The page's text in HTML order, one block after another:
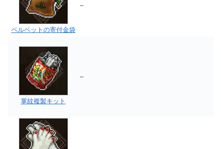
ベルベットの寄付金袋
–
掌紋複製キット
–